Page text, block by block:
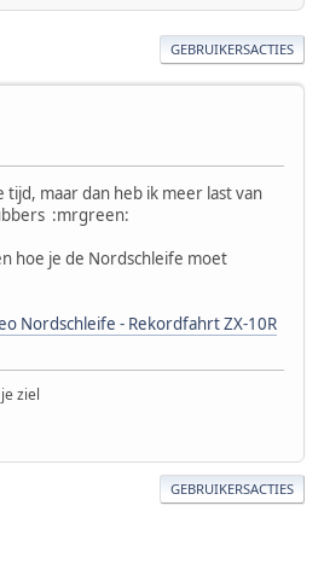
GEBRUIKERSACTIES
tijd, maar dan heb ik meer last van
:mrgreen:
hoe je de Nordschleife moet
Nordschleife - Rekordfahrt ZX-10R
ziel
GEBRUIKERSACTIES